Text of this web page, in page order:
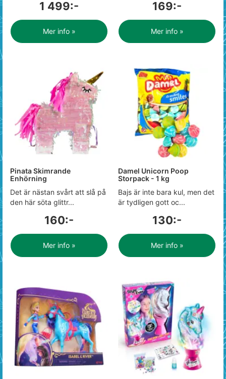
1 499:-
Mer info »
169:-
Mer info »
Pinata Skimrande
Enhörning
Det är nästan svårt att slå på
den här söta glittr...
160:-
Mer info »
Damel Unicorn Poop
Storpack - 1 kg
Bajs är inte bara kul, men det
är tydligen gott oc...
130:-
Mer info »